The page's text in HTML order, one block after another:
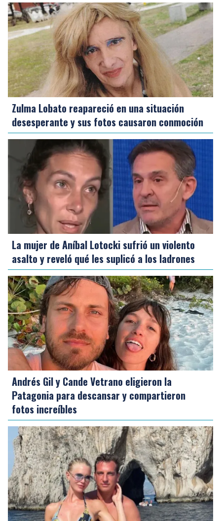
Zulma Lobato reapareció en una situación
desesperante y sus fotos causaron conmoción
La mujer de Aníbal Lotocki sufrió un violento
asalto y reveló qué les suplicó a los ladrones
Andrés Gil y Cande Vetrano eligieron la
Patagonia para descansar y compartieron
fotos increíbles